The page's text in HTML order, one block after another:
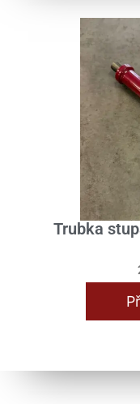
Trubka